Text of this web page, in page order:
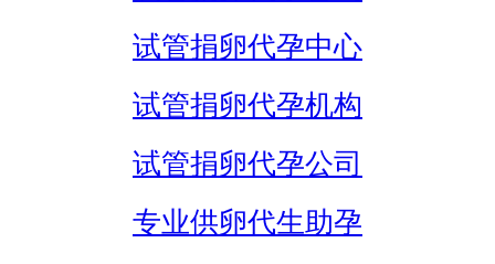
试管捐卵代孕中心
试管捐卵代孕机构
试管捐卵代孕公司
专业供卵代生助孕